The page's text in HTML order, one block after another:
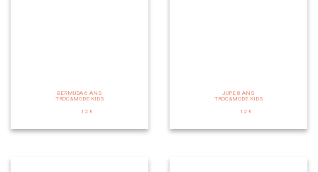
BERMUDA 6 ANS
TROC&MODE KIDS
12 €
JUPE 8 ANS
TROC&MODE KIDS
12 €